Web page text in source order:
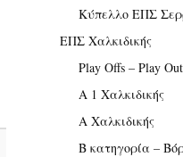
Κύπελλο ΕΠΣ
ΕΠΣ Χαλκιδικής
Play Offs – Play
Α 1 Χαλκιδικής
Α Χαλκιδικής
Β κατηγορία –